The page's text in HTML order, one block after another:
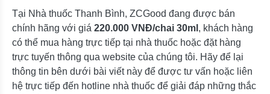
Tại Nhà thuốc Thanh Bình, ZCGood đang được bán
chính hãng với giá 220.000 VNĐ/chai 30ml , khách hàng
có thể mua hàng trực tiếp tại nhà thuốc hoặc đặt hàng
trực tuyến thông qua website của chúng tôi. Hãy để lại
thông tin bên dưới bài viết này để được tư vấn hoặc liên
hệ trực tiếp đến hotline nhà thuốc để giải đáp những thắc